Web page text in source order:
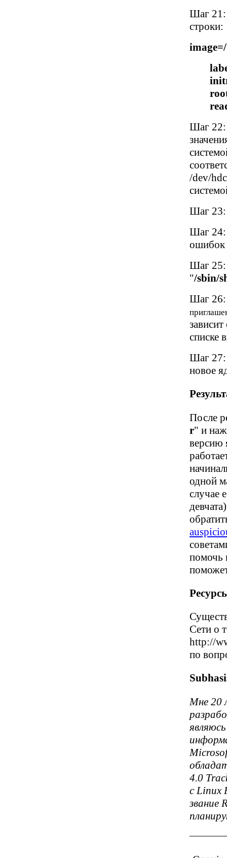
Шаг 21:
строки:
Шаг 22:
/dev/
Шаг 23:
Шаг 24:
ошибок
Шаг 25:
"/sbin/
Шаг 26:
списке
Шаг
новое
После
r" и
версию
одной
случае
помочь
Сети о
http://
по
Мне 20
4.0
с Linux
звание